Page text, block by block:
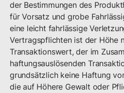
der Bestimmungen des
für Vorsatz und grobe
eine leicht fahrlässige
Vertragspflichten ist der Höhe
Transaktionswert, der im
haftungsauslösenden
grundsätzlich keine Haftung
die auf Höhere Gewalt oder